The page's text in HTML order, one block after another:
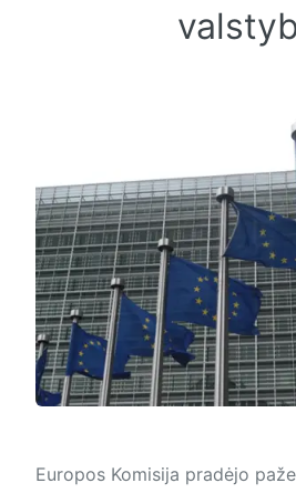
Europos Komisija pradėjo